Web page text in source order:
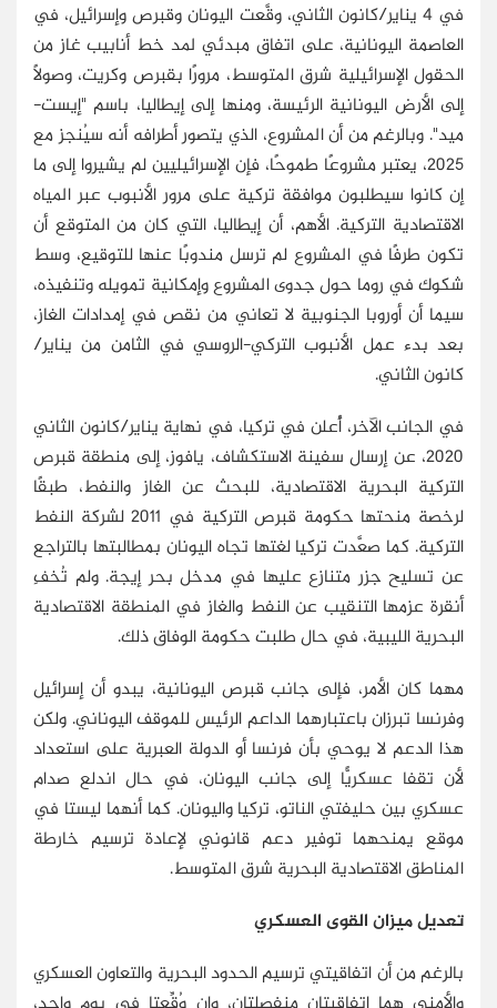
في 4 يناير/كانون الثاني، وقَّعت اليونان وقبرص وإسرائيل، في
العاصمة اليونانية، على اتفاق مبدئي لمد خط أنابيب غاز من
الحقول الإسرائيلية شرق المتوسط، مرورًا بقبرص وكريت، وصولًا
إلى الأرض اليونانية الرئيسة، ومنها إلى إيطاليا، باسم "إيست-
ميد". وبالرغم من أن المشروع، الذي يتصور أطرافه أنه سيُنجز مع
2025، يعتبر مشروعًا طموحًا، فإن الإسرائيليين لم يشيروا إلى ما
إن كانوا سيطلبون موافقة تركية على مرور الأنبوب عبر المياه
الاقتصادية التركية. الأهم، أن إيطاليا، التي كان من المتوقع أن
تكون طرفًا في المشروع لم ترسل مندوبًا عنها للتوقيع، وسط
شكوك في روما حول جدوى المشروع وإمكانية تمويله وتنفيذه،
سيما أن أوروبا الجنوبية لا تعاني من نقص في إمدادات الغاز،
بعد بدء عمل الأنبوب التركي-الروسي في الثامن من يناير/
كانون الثاني.
في الجانب الآخر، أُعلن في تركيا، في نهاية يناير/كانون الثاني
2020، عن إرسال سفينة الاستكشاف، يافوز، إلى منطقة قبرص
التركية البحرية الاقتصادية، للبحث عن الغاز والنفط، طبقًا
لرخصة منحتها حكومة قبرص التركية في 2011 لشركة النفط
التركية. كما صعَّدت تركيا لغتها تجاه اليونان بمطالبتها بالتراجع
عن تسليح جزر متنازع عليها في مدخل بحر إيجة. ولم تُخفِ
أنقرة عزمها التنقيب عن النفط والغاز في المنطقة الاقتصادية
البحرية الليبية، في حال طلبت حكومة الوفاق ذلك.
مهما كان الأمر، فإلى جانب قبرص اليونانية، يبدو أن إسرائيل
وفرنسا تبرزان باعتبارهما الداعم الرئيس للموقف اليوناني. ولكن
هذا الدعم لا يوحي بأن فرنسا أو الدولة العبرية على استعداد
لأن تقفا عسكريًّا إلى جانب اليونان، في حال اندلع صدام
عسكري بين حليفتي الناتو، تركيا واليونان. كما أنهما ليستا في
موقع يمنحهما توفير دعم قانوني لإعادة ترسيم خارطة
المناطق الاقتصادية البحرية شرق المتوسط.
تعديل ميزان القوى العسكري
بالرغم من أن اتفاقيتي ترسيم الحدود البحرية والتعاون العسكري